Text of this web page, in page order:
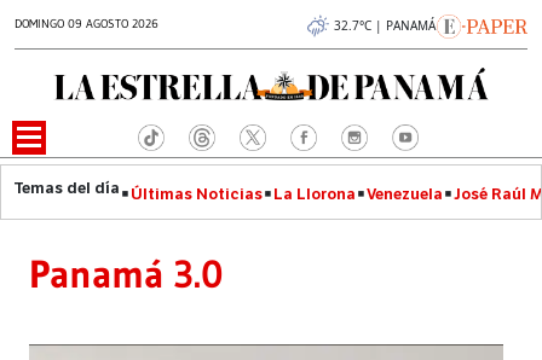
DOMINGO 09 AGOSTO 2026 32.7°C | PANAMÁ
Últimas Noticias La Llorona Venezuela José Raúl
Panamá 3.0